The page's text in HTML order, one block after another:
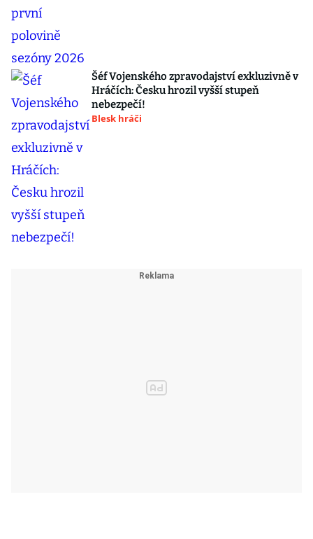
Šéf Vojenského zpravodajství exkluzivně v
Hráčích: Česku hrozil vyšší stupeň
nebezpečí!
Blesk hráči